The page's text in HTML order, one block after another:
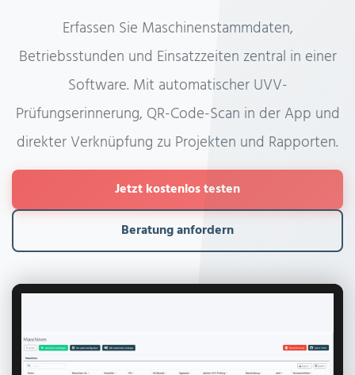
Erfassen Sie Maschinenstammdaten,
Betriebsstunden und Einsatzzeiten zentral in einer
Software. Mit automatischer UVV-
Prüfungserinnerung, QR-Code-Scan in der App und
direkter Verknüpfung zu Projekten und Rapporten.
Jetzt kostenlos testen
Beratung anfordern